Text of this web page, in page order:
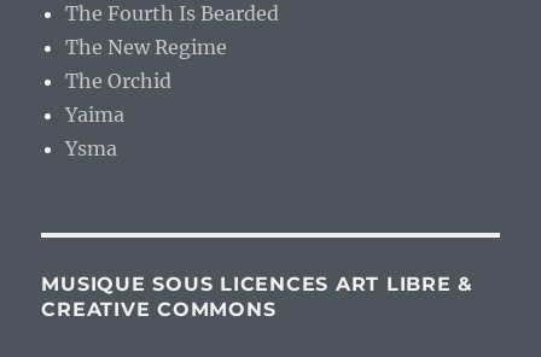
The Fourth Is Bearded
The New Regime
The Orchid
Yaima
Ysma
MUSIQUE SOUS LICENCES ART LIBRE &
CREATIVE COMMONS